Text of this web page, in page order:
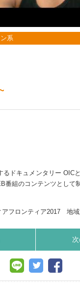
系
るドキュメンタリー OIC
番組のコンテンツとして
フロンティア2017 地域